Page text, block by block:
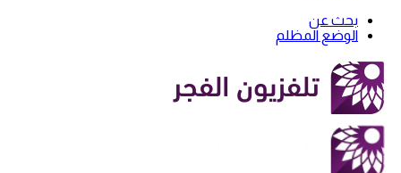
بحث عن
الوضع المظلم